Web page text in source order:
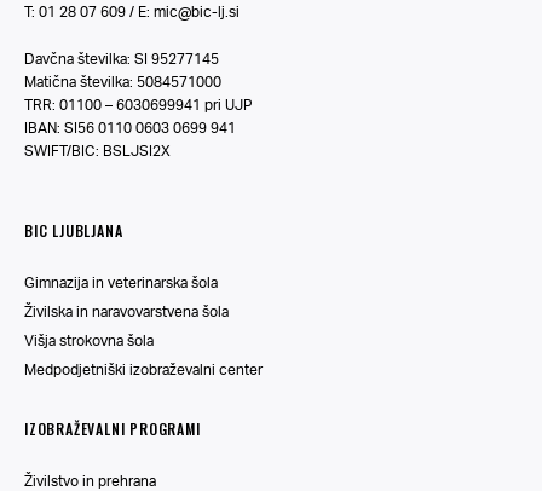
T: 01 28 07 609 / E: mic@bic-lj.si
Davčna številka: SI 95277145
Matična številka: 5084571000
TRR: 01100 – 6030699941 pri UJP
IBAN: SI56 0110 0603 0699 941
SWIFT/BIC: BSLJSI2X
BIC LJUBLJANA
Gimnazija in veterinarska šola
Živilska in naravovarstvena šola
Višja strokovna šola
Medpodjetniški izobraževalni center
IZOBRAŽEVALNI PROGRAMI
Živilstvo in prehrana